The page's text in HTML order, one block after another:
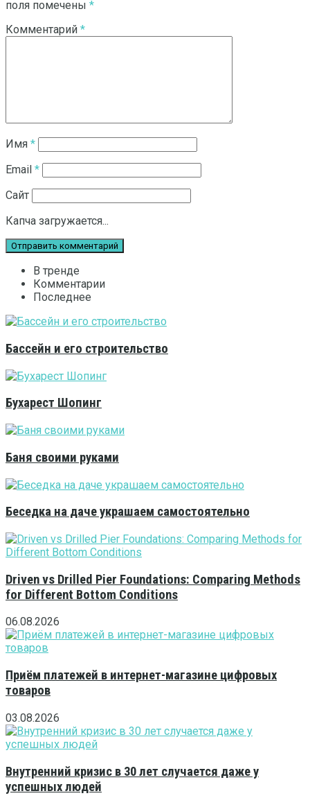
поля помечены *
Комментарий *
Имя *
Email *
Сайт
Капча загружается...
В тренде
Комментарии
Последнее
Бассейн и его строительство
Бухарест Шопинг
Баня своими руками
Беседка на даче украшаем самостоятельно
Driven vs Drilled Pier Foundations: Comparing Methods
for Different Bottom Conditions
06.08.2026
Приём платежей в интернет-магазине цифровых
товаров
03.08.2026
Внутренний кризис в 30 лет случается даже у
успешных людей